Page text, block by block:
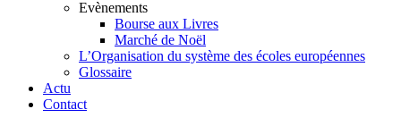
Evènements
Bourse aux Livres
Marché de Noël
L’Organisation du système des écoles européennes
Glossaire
Actu
Contact